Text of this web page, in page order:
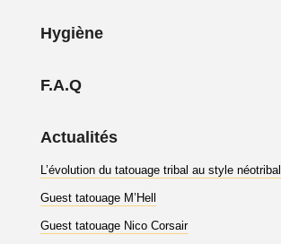
Hygiène
F.A.Q
Actualités
L’évolution du tatouage tribal au style néotribal
Guest tatouage M’Hell
Guest tatouage Nico Corsair